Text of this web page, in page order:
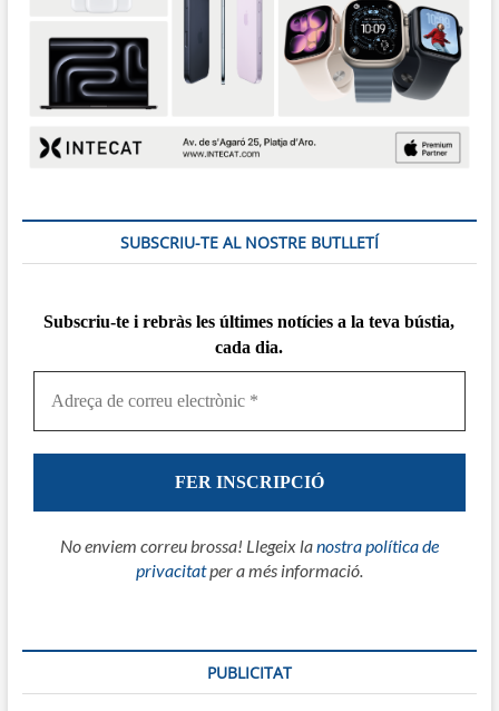
SUBSCRIU-TE AL NOSTRE BUTLLETÍ
Subscriu-te i rebràs lesúltimes notícies a la teva bústia,
cada dia.
No enviem correu brossa! Llegeix lanostra política de
privacitatper a més informació.
PUBLICITAT